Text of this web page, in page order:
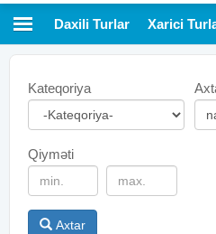
Daxili Turlar Xarici
Kateqoriya
Qiyməti
Axtar